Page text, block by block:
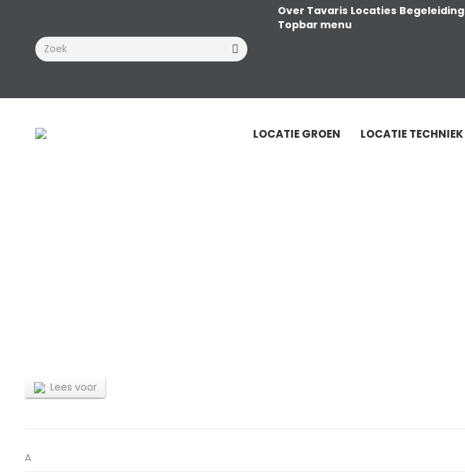
Zoeken:
Over Tavaris Locaties Begeleiding
Topbar menu
LOCATIE GROEN LOCATIE TECHNIEK
Lees voor
A